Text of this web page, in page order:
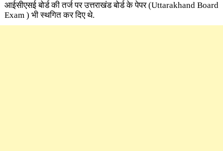
आईसीएसई बोर्ड की तर्ज पर उत्तराखंड बोर्ड के पेपर(Uttarakhand Board
Exam ) भी स्थगित कर दिए थे.